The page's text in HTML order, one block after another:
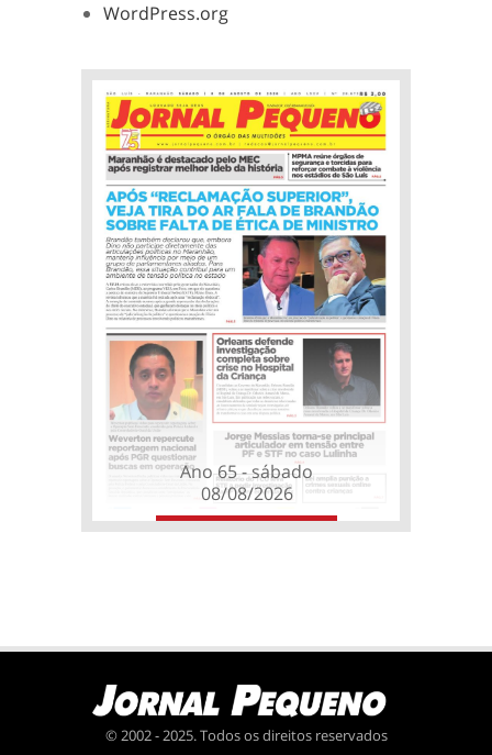
WordPress.org
Ano 65 - sábado
08/08/2026
© 2002 - 2025. Todos os direitos reservados